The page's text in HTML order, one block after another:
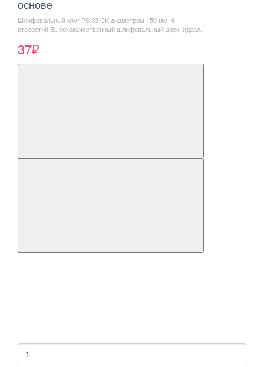
основе
Шлифовальный круг PS 33 CK диаметром 150 мм, 6
отверстий.Высококачественный шлифовальный диск, идеал..
37₽